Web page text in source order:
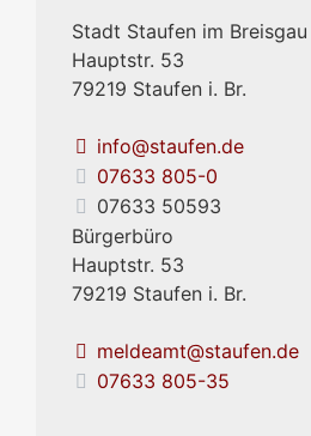
Stadt Staufen im Breisgau
Hauptstr. 53
79219 Staufen i. Br.
info@staufen.de
07633 805-0
07633 50593
Bürgerbüro
Hauptstr. 53
79219 Staufen i. Br.
meldeamt@staufen.de
07633 805-35